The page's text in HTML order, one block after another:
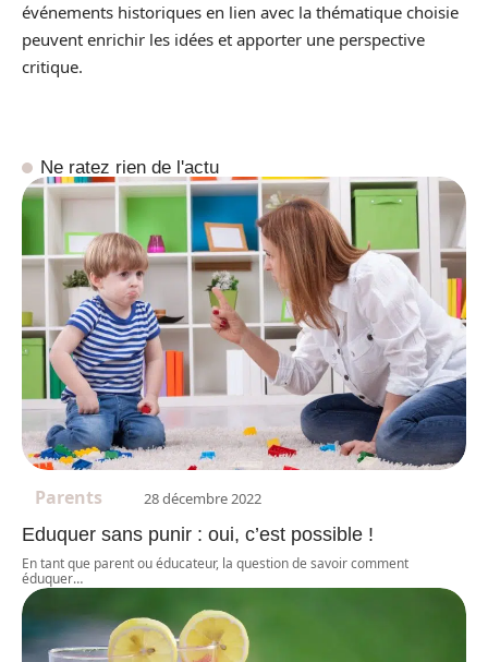
événements historiques en lien avec la thématique choisie
peuvent enrichir les idées et apporter une perspective
critique.
Ne ratez rien de l'actu
Parents 28 décembre 2022
Eduquer sans punir : oui, c’est possible !
En tant que parent ou éducateur, la question de savoir comment
éduquer…